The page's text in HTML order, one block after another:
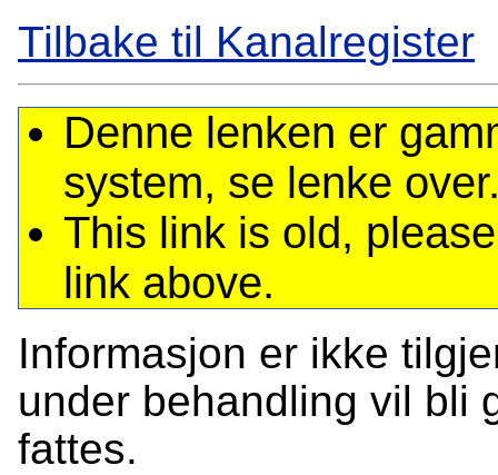
Tilbake til Kanalregister
Denne lenken er
system, se lenke
This link is old,
link above.
Informasjon er ikke
under behandling vil bli
fattes.